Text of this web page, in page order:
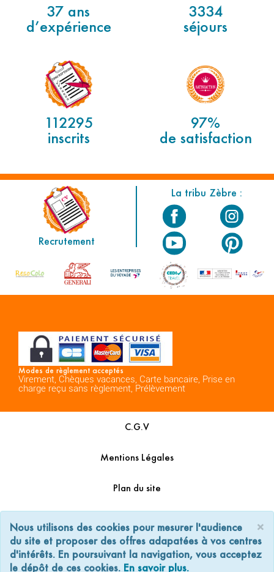
37 ans
d’expérience
3334
séjours
112295
inscrits
97%
de satisfaction
Recrutement
La tribu Zèbre :
Modes de règlement acceptés
Virement, Chèques vacances, Carte bancaire, Prise en
charge reçu sans règlement, Prélèvement
C.G.V
Mentions Légales
Plan du site
Nous contacter
×
Nous utilisons des cookies pour mesurer l'audience
du site et proposer des offres adapatées à vos centres
d'intérêts. En poursuivant la navigation, vous acceptez
le dépôt de ces cookies. En savoir plus.